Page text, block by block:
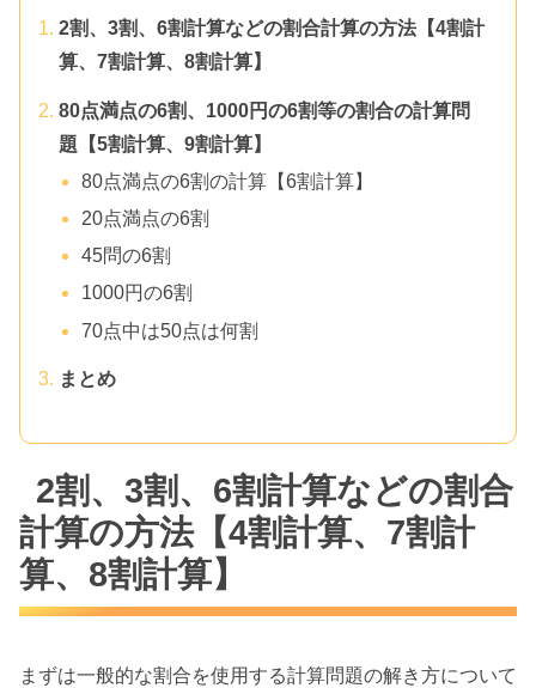
2割、3割、6割計算などの割合計算の方法【4割計
算、7割計算、8割計算】
80点満点の6割、1000円の6割等の割合の計算問
題【5割計算、9割計算】
80点満点の6割の計算【6割計算】
20点満点の6割
45問の6割
1000円の6割
70点中は50点は何割
まとめ
2割、3割、6割計算などの割合
計算の方法【4割計算、7割計
算、8割計算】
まずは一般的な割合を使用する計算問題の解き方について